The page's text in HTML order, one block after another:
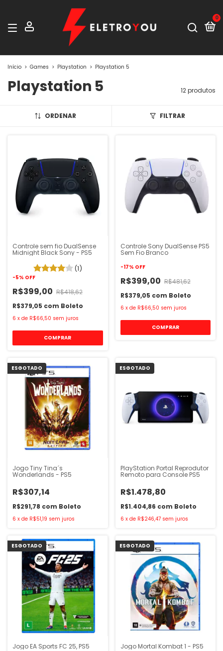
0
Início > Games > Playstation > Playstation 5
Playstation 5 12 produtos
ORDENAR FILTRAR
Controle sem fio DualSense
Midnight Black Sony - PS5
(1)
-5% OFF
R$399,00 R$418,62
R$379,05 com Boleto
6 x de R$66,50 sem juros
Controle Sony DualSense PS5
Sem Fio Branco
-17% OFF
R$399,00 R$481,62
R$379,05 com Boleto
6 x de R$66,50 sem juros
ESGOTADO
Jogo Tiny Tina´s
Wonderlands - PS5
R$307,14
R$291,78 com Boleto
6 x de R$51,19 sem juros
ESGOTADO
PlayStation Portal Reprodutor
Remoto para Console PS5
R$1.478,80
R$1.404,86 com Boleto
6 x de R$246,47 sem juros
ESGOTADO
Jogo EA Sports FC 25, PS5
ESGOTADO
Jogo Mortal Kombat 1 - PS5